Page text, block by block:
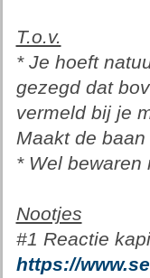
T.o.v.
* Je hoeft
gezegd dat
vermeld bij je
Maakt de
* Wel
Nootjes
#1 Reactie
https://